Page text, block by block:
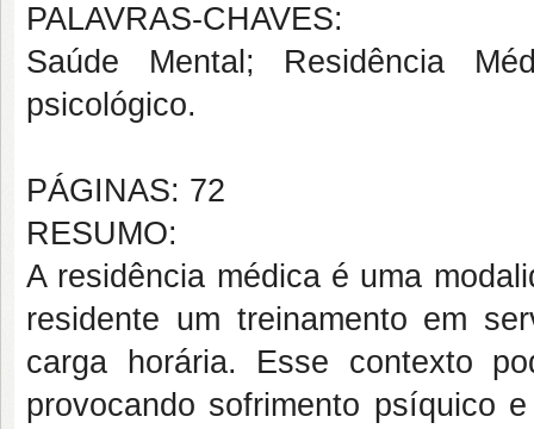
PALAVRAS-CHAVES:
Saúde Mental; Residência
psicológico.
PÁGINAS: 72
RESUMO:
A residência médica é uma
residente um treinamento em
carga horária. Esse contexto
provocando sofrimento psíquico